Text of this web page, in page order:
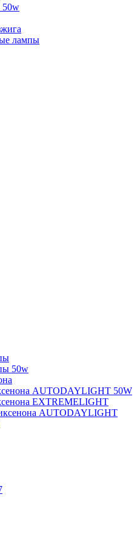
50w
лампы
50w
AUTODAYLIGHT 50W
EXTREMELIGHT
AUTODAYLIGHT